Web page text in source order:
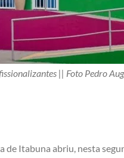
|| Foto Pedro
de Itabuna abriu, nesta